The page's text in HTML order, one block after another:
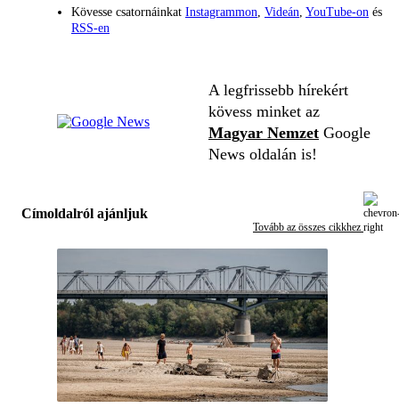
Kövesse csatornáinkat Instagrammon, Videán, YouTube-on és
RSS-en
A legfrissebb hírekért
kövess minket az
Magyar Nemzet Google
News oldalán is!
Címoldalról ajánljuk
Tovább az összes cikkhez